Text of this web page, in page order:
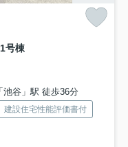
1号棟
池谷」駅 徒歩36分
建設住宅性能評価書付